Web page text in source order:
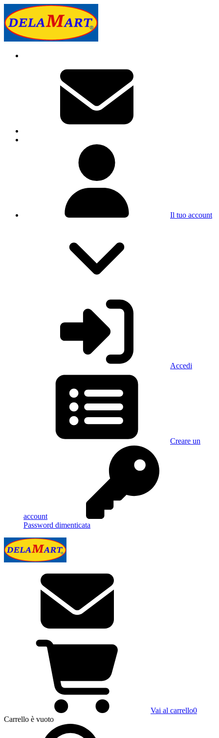
Il tuo account
Accedi
Creare un
account
Password dimenticata
Vai al carrello0
Carrello è vuoto